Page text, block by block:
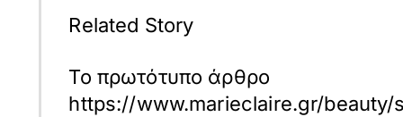
Related Story
Το πρωτότυπο άρθρο
https://www.marieclaire.gr/